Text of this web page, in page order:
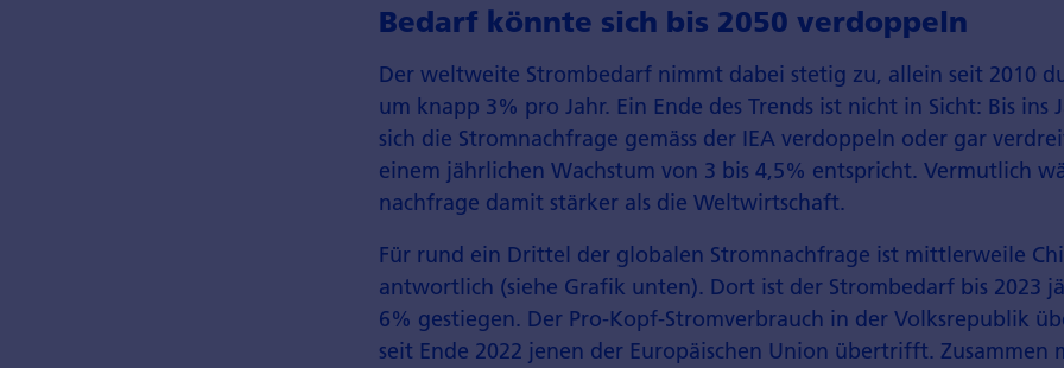
Bedarf könnte sich bis 2050 verdoppeln
Der weltweite Strom­bedarf nimmt dabei stetig zu, allein seit 2010
um knapp 3% pro Jahr. Ein Ende des Trends ist nicht in Sicht: Bis ins
sich die Strom­nachfrage gemäss der IEA ver­doppeln oder gar
einem jährlichen Wachstum von 3 bis 4,5% entspricht. Vermutlich
nachfrage damit stärker als die Welt­wirtschaft.
Für rund ein Drittel der globalen Strom­nachfrage ist mittler­weile
antwortlich (siehe Grafik unten). Dort ist der Strom­bedarf bis 2023
6% gestiegen. Der Pro-Kopf-Strom­verbrauch in der Volks­republik
seit Ende 2022 jenen der Europäischen Union übertrifft. Zusammen